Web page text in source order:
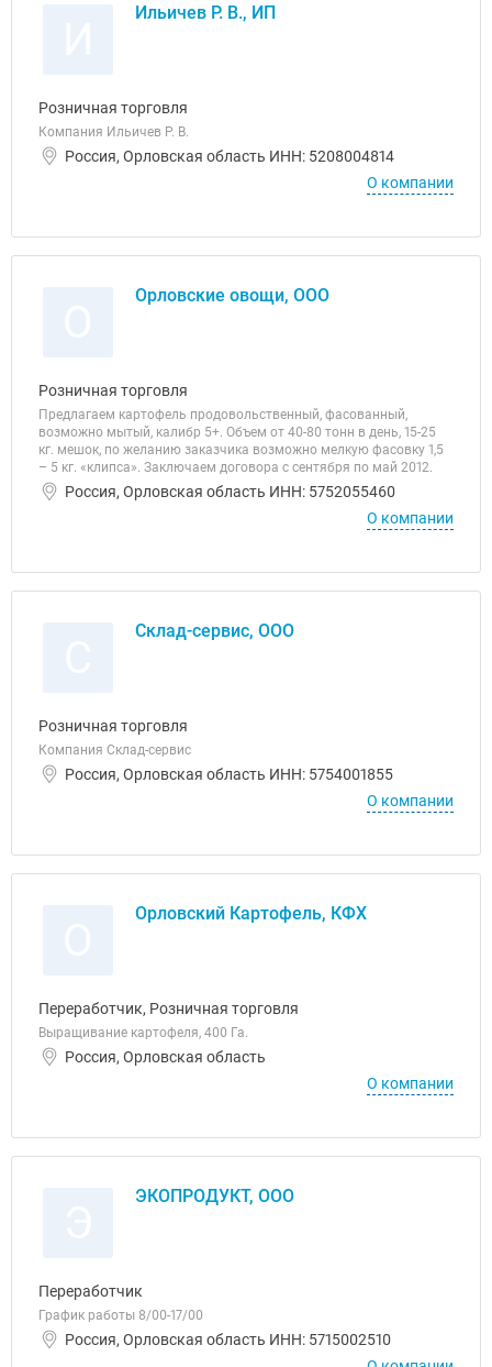
Ильичев Р. В., ИП
Розничная торговля
Компания Ильичев Р. В.
Россия, Орловская область ИНН: 5208004814
О компании
Орловские овощи, ООО
Розничная торговля
Предлагаем картофель продовольственный, фасованный,
возможно мытый, калибр 5+. Объем от 40-80 тонн в день, 15-25
кг. мешок, по желанию заказчика возможно мелкую фасовку 1,5
– 5 кг. «клипса». Заключаем договора с сентября по май 2012.
Россия, Орловская область ИНН: 5752055460
О компании
Склад-сервис, ООО
Розничная торговля
Компания Склад-сервис
Россия, Орловская область ИНН: 5754001855
О компании
Орловский Картофель, КФХ
Переработчик, Розничная торговля
Выращивание картофеля, 400 Га.
Россия, Орловская область
О компании
ЭКОПРОДУКТ, ООО
Переработчик
График работы 8/00-17/00
Россия, Орловская область ИНН: 5715002510